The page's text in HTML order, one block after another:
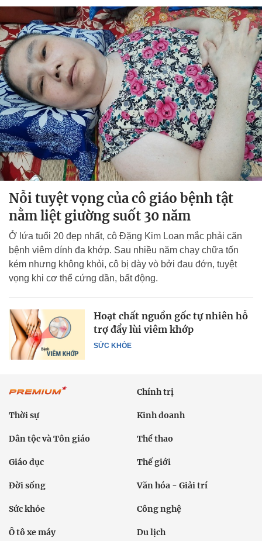
Nỗi tuyệt vọng của cô giáo bệnh tật
nằm liệt giường suốt 30 năm
Ở lứa tuổi 20 đẹp nhất, cô Đặng Kim Loan mắc phải căn
bệnh viêm dính đa khớp. Sau nhiều năm chạy chữa tốn
kém nhưng không khỏi, cô bị dày vò bởi đau đớn, tuyệt
vọng khi cơ thể cứng dần, bất động.
SỨC KHỎE
Hoạt chất nguồn gốc tự nhiên hỗ
trợ đẩy lùi viêm khớp
Chính trị
Thời sự Kinh doanh
Dân tộc và Tôn giáo Thể thao
Giáo dục Thế giới
Đời sống Văn hóa - Giải trí
Sức khỏe Công nghệ
Ô tô xe máy Du lịch